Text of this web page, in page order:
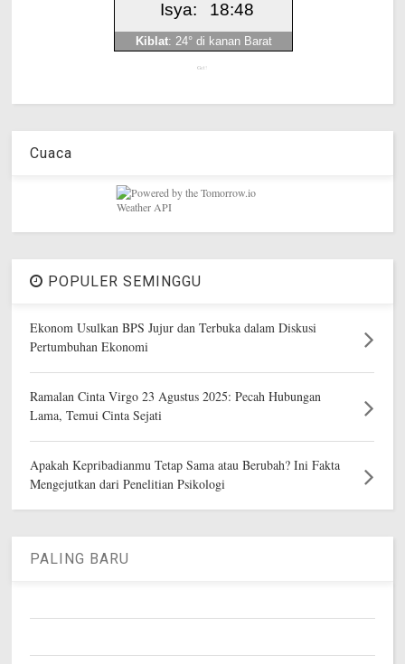
Get!
Cuaca
POPULER SEMINGGU
Ekonom Usulkan BPS Jujur dan Terbuka dalam Diskusi
Pertumbuhan Ekonomi
Ramalan Cinta Virgo 23 Agustus 2025: Pecah Hubungan
Lama, Temui Cinta Sejati
Apakah Kepribadianmu Tetap Sama atau Berubah? Ini Fakta
Mengejutkan dari Penelitian Psikologi
PALING BARU